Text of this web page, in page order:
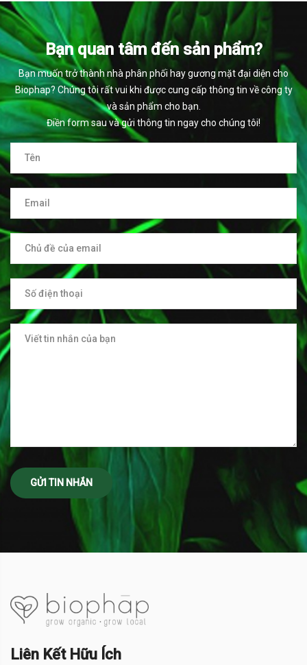
Bạn quan tâm đến sản phẩm?
Bạn muốn trở thành nhà phân phối hay gương mặt đại diện cho
Biophap? Chúng tôi rất vui khi được cung cấp thông tin về công ty
và sản phẩm cho bạn.
Điền form sau và gửi thông tin ngay cho chúng tôi!
Liên Kết Hữu Ích